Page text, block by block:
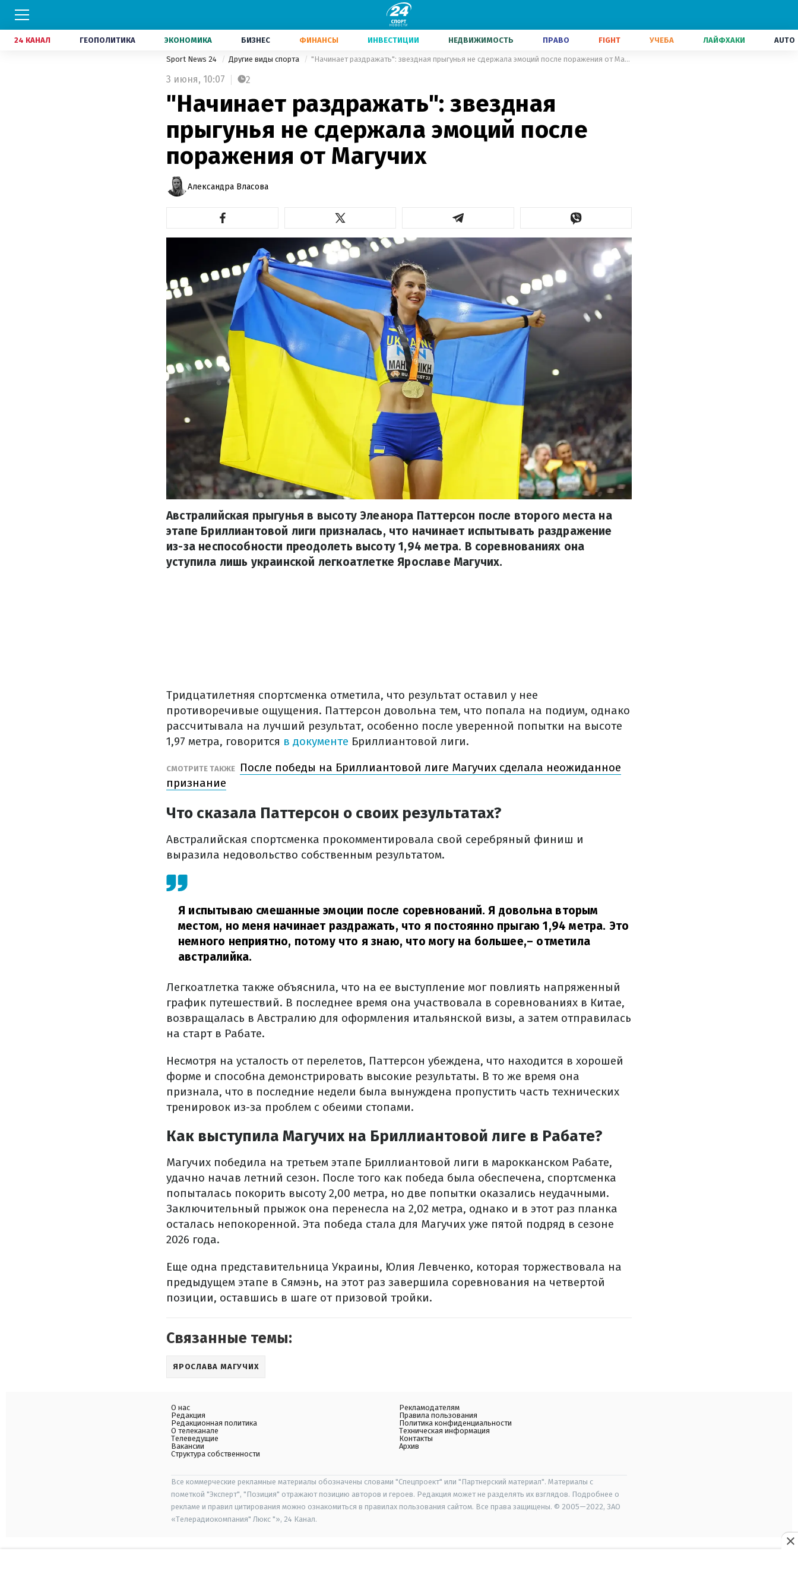
24 КАНАЛ ГЕОПОЛИТИКА ЭКОНОМИКА БИЗНЕС ФИНАНСЫ ИНВЕСТИЦИИ НЕДВИЖИМОСТЬ ПРАВО FIGHT УЧЕБА ЛАЙФХАКИ AUTO
Sport News 24 Другие виды спорта "Начинает раздражать": звездная прыгунья не сдержала эмоций после поражения от Магучих
3 июня, 10:07 2
"Начинает раздражать": звездная
прыгунья не сдержала эмоций после
поражения от Магучих
Александра Власова
Австралийская прыгунья в высоту Элеанора Паттерсон после второго места на
этапе Бриллиантовой лиги призналась, что начинает испытывать раздражение
из-за неспособности преодолеть высоту 1,94 метра. В соревнованиях она
уступила лишь украинской легкоатлетке Ярославе Магучих.
Тридцатилетняя спортсменка отметила, что результат оставил у нее
противоречивые ощущения. Паттерсон довольна тем, что попала на подиум, однако
рассчитывала на лучший результат, особенно после уверенной попытки на высоте
1,97 метра, говорится в документе Бриллиантовой лиги.
СМОТРИТЕ ТАКЖЕ
После победы на Бриллиантовой лиге Магучих сделала неожиданное
признание
Что сказала Паттерсон о своих результатах?
Австралийская спортсменка прокомментировала свой серебряный финиш и
выразила недовольство собственным результатом.
Я испытываю смешанные эмоции после соревнований. Я довольна вторым
местом, но меня начинает раздражать, что я постоянно прыгаю 1,94 метра. Это
немного неприятно, потому что я знаю, что могу на большее,– отметила
австралийка.
Легкоатлетка также объяснила, что на ее выступление мог повлиять напряженный
график путешествий. В последнее время она участвовала в соревнованиях в Китае,
возвращалась в Австралию для оформления итальянской визы, а затем отправилась
на старт в Рабате.
Несмотря на усталость от перелетов, Паттерсон убеждена, что находится в хорошей
форме и способна демонстрировать высокие результаты. В то же время она
признала, что в последние недели была вынуждена пропустить часть технических
тренировок из-за проблем с обеими стопами.
Как выступила Магучих на Бриллиантовой лиге в Рабате?
Магучих победила на третьем этапе Бриллиантовой лиги в марокканском Рабате,
удачно начав летний сезон. После того как победа была обеспечена, спортсменка
попыталась покорить высоту 2,00 метра, но две попытки оказались неудачными.
Заключительный прыжок она перенесла на 2,02 метра, однако и в этот раз планка
осталась непокоренной. Эта победа стала для Магучих уже пятой подряд в сезоне
2026 года.
Еще одна представительница Украины, Юлия Левченко, которая торжествовала на
предыдущем этапе в Сямэнь, на этот раз завершила соревнования на четвертой
позиции, оставшись в шаге от призовой тройки.
Связанные темы:
ЯРОСЛАВА МАГУЧИХ
О нас
Редакция
Редакционная политика
О телеканале
Телеведущие
Вакансии
Структура собственности
Рекламодателям
Правила пользования
Политика конфиденциальности
Техническая информация
Контакты
Архив
Все коммерческие рекламные материалы обозначены словами "Спецпроект" или "Партнерский материал". Материалы с
пометкой "Эксперт", "Позиция" отражают позицию авторов и героев. Редакция может не разделять их взглядов. Подробнее о
рекламе и правил цитирования можно ознакомиться в правилах пользования сайтом. Все права защищены. © 2005—2022, ЗАО
«Телерадиокомпания" Люкс "», 24 Канал.